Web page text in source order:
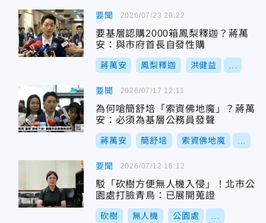
要聞
要基層認購2000箱鳳梨釋迦？蔣萬
安：與市府首長自發性購
蔣萬安 鳳梨釋迦 洪健益
2026/07/23 20:22
要聞
為何嗆簡舒培「索資佛地魔」？蔣萬
安：必須為基層公務員發聲
蔣萬安 簡舒培 索資佛地魔
2026/07/17 12:11
要聞
駁「砍樹方便無人機入侵」！北市公
園處打臉青鳥：已展開蒐證
砍樹 無人機 公園處
2026/07/12 16:12